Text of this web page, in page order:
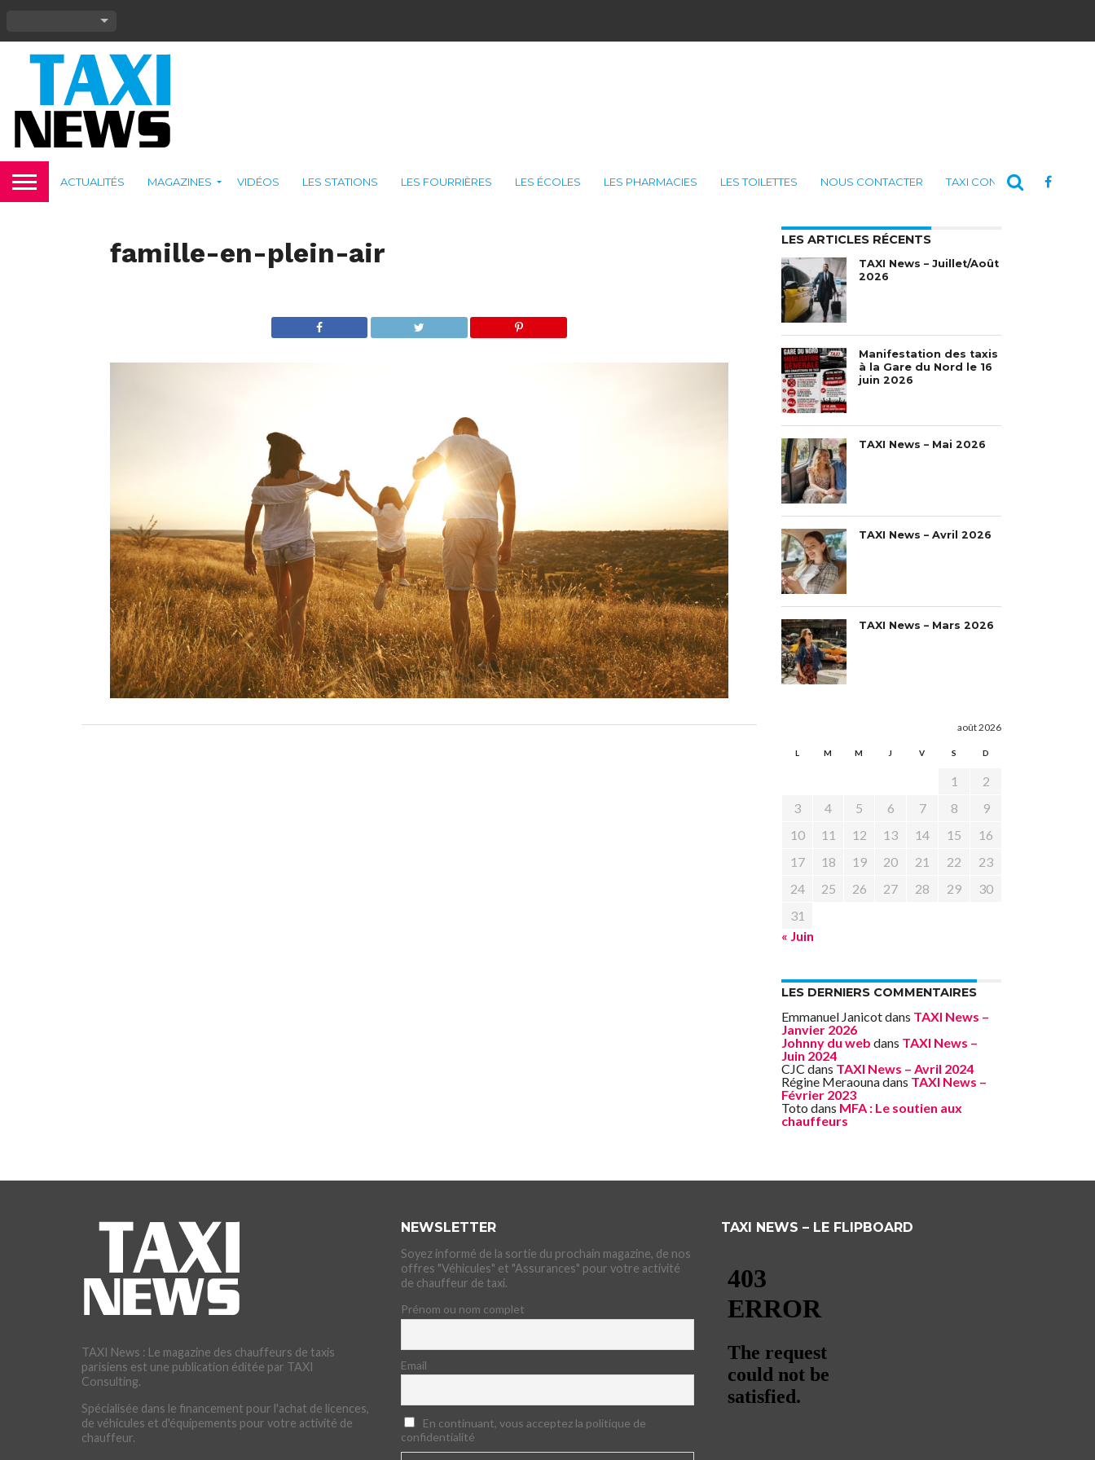
ACTUALITÉS MAGAZINES VIDÉOS LES STATIONS LES FOURRIÈRES LES ÉCOLES LES PHARMACIES LES TOILETTES NOUS CONTACTER TAXI CONSULTING
famille-en-plein-air LES ARTICLES RÉCENTS
TAXI News – Juillet/Août
2026
Manifestation des taxis
à la Gare du Nord le 16
juin 2026
TAXI News – Mai 2026
TAXI News – Avril 2026
TAXI News – Mars 2026
août 2026
L M M J V S D
1
2
3
4 5 6 7 8
9
10
11 12 13 14 15
16
17
18 19 20 21 22
23
24
25 26 27 28 29
30
31
« Juin
LES DERNIERS COMMENTAIRES
Emmanuel Janicotdans TAXI News –
Janvier 2026
Johnny du web dans TAXI News –
Juin 2024
CJC dans TAXI News – Avril 2024
Régine Meraounadans TAXI News –
Février 2023
Toto dans MFA : Le soutien aux
chauffeurs
TAXI News : Le magazine des chauffeurs de taxis
parisiens est une publication éditée par TAXI
Consulting.
Spécialisée dans le financement pour l'achat de licences,
de véhicules et d'équipements pour votre activité de
chauffeur.
NEWSLETTER
Soyez informé de la sortie du prochain magazine, de nos
offres "Véhicules" et "Assurances" pour votre activité
de chauffeur de taxi.
Prénom ou nom complet
Email
En continuant, vous acceptez la politique de
confidentialité
TAXI NEWS – LE FLIPBOARD